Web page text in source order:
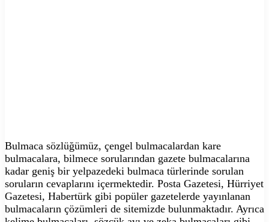
Bulmaca sözlüğümüz, çengel bulmacalardan kare
bulmacalara, bilmece sorularından gazete bulmacalarına
kadar geniş bir yelpazedeki bulmaca türlerinde sorulan
soruların cevaplarını içermektedir. Posta Gazetesi, Hürriyet
Gazetesi, Habertürk gibi popüler gazetelerde yayınlanan
bulmacaların çözümleri de sitemizde bulunmaktadır. Ayrıca